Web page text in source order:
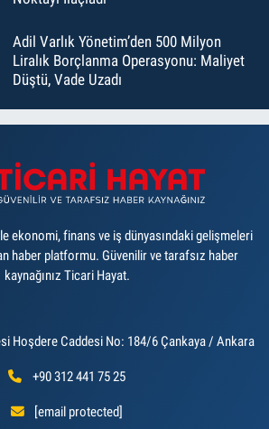
Adil Varlık Yönetim’den 500 Milyon
Liralık Borçlanma Operasyonu: Maliyet
Düştü, Vade Uzadı
ekonomi, finans ve iş dünyasındaki gelişmeleri
haber platformu. Güvenilir ve tarafsız haber
kaynağınız Ticari Hayat.
Hoşdere Caddesi No: 184/6 Çankaya / Ankara
+90 312 441 75 25
[email protected]